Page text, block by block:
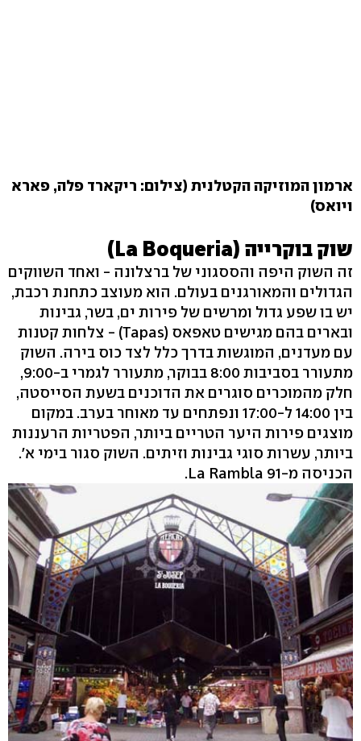
ארמון המוזיקה הקטלנית (צילום: ריקארד פלה, פארא
ויואס)
שוק בוקרייה (La Boqueria)
זה השוק היפה והססגוני של ברצלונה - ואחד השווקים
הגדולים והמאורגנים בעולם. הוא מעוצב כתחנת רכבת,
יש בו שפע גדול ומרשים של פירות ים, בשר, גבינות
ובארים בהם מגישים טאפאס (Tapas) - צלחות קטנות
עם מעדנים, המוגשות בדרך כלל לצד כוס בירה. השוק
מתעורר בסביבות 8:00 בבוקר, מתעורר לגמרי ב-9:00,
חלק מהמוכרים סוגרים את הדוכנים בשעת הסייסטה,
בין 14:00 ל-17:00 ונפתחים עד מאוחר בערב. במקום
מוצגים פירות היער הטריים ביותר, הפטריות הרעננות
ביותר, עשרות סוגי גבינות וזיתים. השוק סגור בימי א'.
הכניסה מ-La Rambla 91.